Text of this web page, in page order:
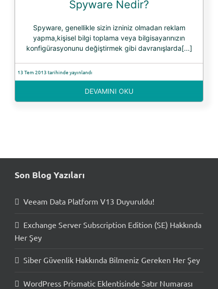
Spyware Nedir?
Spyware, genellikle sizin izniniz olmadan reklam
yapma,kişisel bilgi toplama veya bilgisayarınızın
konfigürasyonunu değiştirmek gibi davranışlarda[...]
13 Tem 2013 tarihinde yayınlandı
DEVAMINI OKU
Son Blog Yazıları
Veeam Data Platform V13 Duyuruldu!
Exchange Server Subscription Edition (SE) Hakkında
Her Şey
Siber Güvenlik Hakkında Bilmeniz Gereken Her Şey
WordPress Prismatic Eklentisinde Satır Numarası